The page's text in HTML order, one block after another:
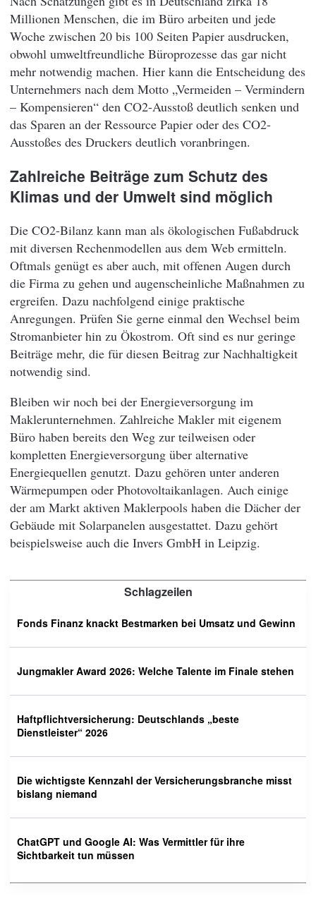
Millionen Menschen, die im Büro arbeiten und jede
Woche zwischen 20 bis 100 Seiten Papier ausdrucken,
obwohl umweltfreundliche Büroprozesse das gar nicht
mehr notwendig machen. Hier kann die Entscheidung des
Unternehmers nach dem Motto „Vermeiden – Vermindern
– Kompensieren“ den CO2-Ausstoß deutlich senken und
das Sparen an der Ressource Papier oder des CO2-
Ausstoßes des Druckers deutlich voranbringen.
Zahlreiche Beiträge zum Schutz des
Klimas und der Umwelt sind möglich
Die CO2-Bilanz kann man als ökologischen Fußabdruck
mit diversen Rechenmodellen aus dem Web ermitteln.
Oftmals genügt es aber auch, mit offenen Augen durch
die Firma zu gehen und augenscheinliche Maßnahmen zu
ergreifen. Dazu nachfolgend einige praktische
Anregungen. Prüfen Sie gerne einmal den Wechsel beim
Stromanbieter hin zu Ökostrom. Oft sind es nur geringe
Beiträge mehr, die für diesen Beitrag zur Nachhaltigkeit
notwendig sind.
Bleiben wir noch bei der Energieversorgung im
Maklerunternehmen. Zahlreiche Makler mit eigenem
Büro haben bereits den Weg zur teilweisen oder
kompletten Energieversorgung über alternative
Energiequellen genutzt. Dazu gehören unter anderen
Wärmepumpen oder Photovoltaikanlagen. Auch einige
der am Markt aktiven Maklerpools haben die Dächer der
Gebäude mit Solarpanelen ausgestattet. Dazu gehört
beispielsweise auch die Invers GmbH in Leipzig.
Schlagzeilen
Fonds Finanz knackt Bestmarken bei Umsatz und Gewinn
Jungmakler Award 2026: Welche Talente im Finale stehen
Haftpflichtversicherung: Deutschlands „beste
Dienstleister“ 2026
Die wichtigste Kennzahl der Versicherungsbranche misst
bislang niemand
ChatGPT und Google AI: Was Vermittler für ihre
Sichtbarkeit tun müssen